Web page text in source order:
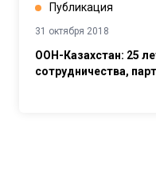
Публикация
31 октября 2018
ООН-Казахстан: 25
сотрудничества,